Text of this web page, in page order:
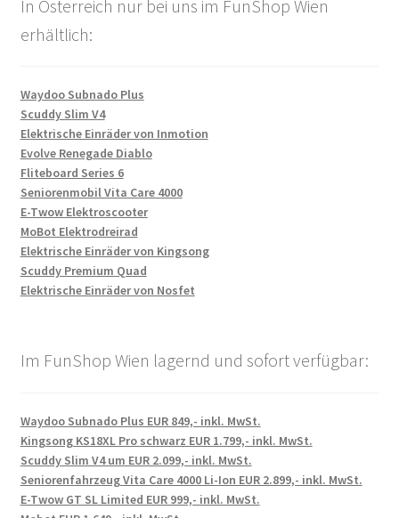
In Österreich nur bei uns im FunShop Wien
erhältlich:
Waydoo Subnado Plus
Scuddy Slim V4
Elektrische Einräder von Inmotion
Evolve Renegade Diablo
Fliteboard Series 6
Seniorenmobil Vita Care 4000
E-Twow Elektroscooter
MoBot Elektrodreirad
Elektrische Einräder von Kingsong
Scuddy Premium Quad
Elektrische Einräder von Nosfet
Im FunShop Wien lagernd und sofort verfügbar:
Waydoo Subnado Plus EUR 849,- inkl. MwSt.
Kingsong KS18XL Pro schwarz EUR 1.799,- inkl. MwSt.
Scuddy Slim V4 um EUR 2.099,- inkl. MwSt.
Seniorenfahrzeug Vita Care 4000 Li-Ion EUR 2.899,- inkl. MwSt.
E-Twow GT SL Limited EUR 999,- inkl. MwSt.